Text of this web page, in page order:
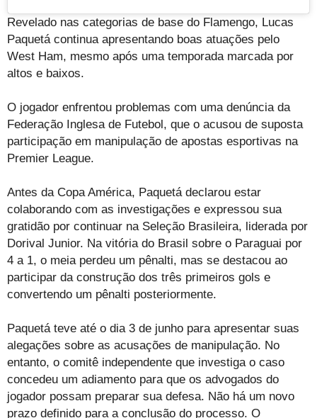
Revelado nas categorias de base do Flamengo, Lucas
Paquetá continua apresentando boas atuações pelo
West Ham, mesmo após uma temporada marcada por
altos e baixos.
O jogador enfrentou problemas com uma denúncia da
Federação Inglesa de Futebol, que o acusou de suposta
participação em manipulação de apostas esportivas na
Premier League.
Antes da Copa América, Paquetá declarou estar
colaborando com as investigações e expressou sua
gratidão por continuar na Seleção Brasileira, liderada por
Dorival Junior. Na vitória do Brasil sobre o Paraguai por
4 a 1, o meia perdeu um pênalti, mas se destacou ao
participar da construção dos três primeiros gols e
convertendo um pênalti posteriormente.
Paquetá teve até o dia 3 de junho para apresentar suas
alegações sobre as acusações de manipulação. No
entanto, o comitê independente que investiga o caso
concedeu um adiamento para que os advogados do
jogador possam preparar sua defesa. Não há um novo
prazo definido para a conclusão do processo. O